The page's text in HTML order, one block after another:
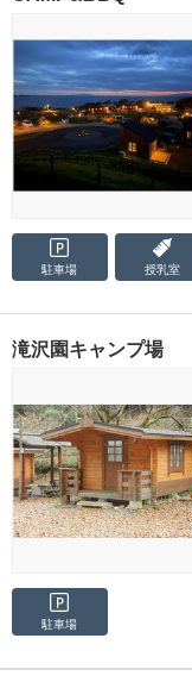
駐車場 授乳室
滝沢園キャンプ場
駐車場